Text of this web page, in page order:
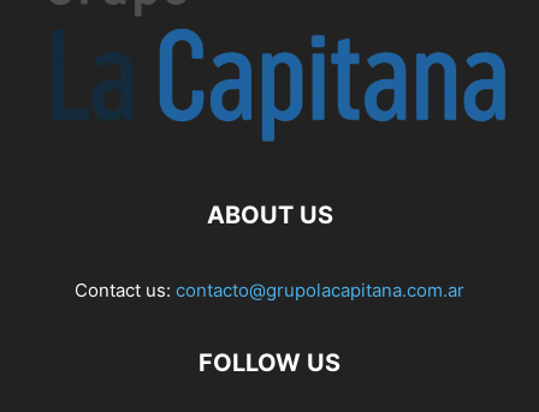
ABOUT US
Contact us: contacto@grupolacapitana.com.ar
FOLLOW US